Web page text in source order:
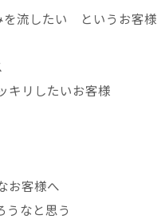
を流したい というお客様
キリしたいお客様
お客様へ
うなと思う